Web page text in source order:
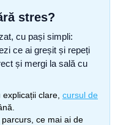
stres?
cu pași simpli:
ce ai greșit și repeți
și mergi la sală cu
explicații clare, cursul de
ce mai ai de